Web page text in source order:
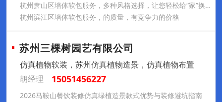
杭州萧山区墙体软包服务，多种风格选择，让您轻松给“家”换新装
杭州滨江区墙体软包服务，的质量，有竞争力的价格
苏州三棵树园艺有限公司
仿真植物软装，苏州仿真植物造景，仿真植物布置
胡经理
15051456227
2026马鞍山餐饮装修仿真绿植造景款式优势与装修避坑指南